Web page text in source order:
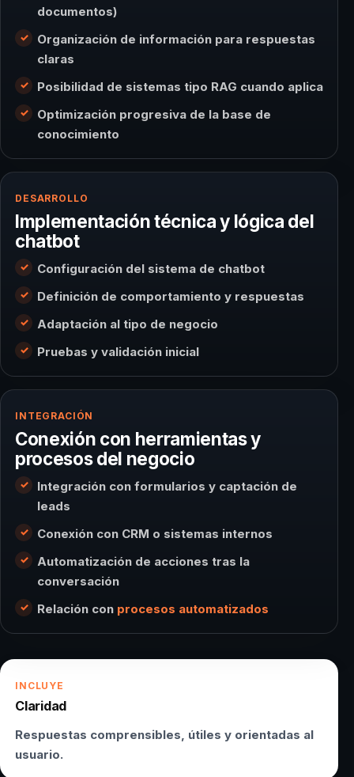
documentos)
Organización de información para respuestas
claras
Posibilidad de sistemas tipo RAG cuando aplica
Optimización progresiva de la base de
conocimiento
DESARROLLO
Implementación técnica y lógica del
chatbot
Configuración del sistema de chatbot
Definición de comportamiento y respuestas
Adaptación al tipo de negocio
Pruebas y validación inicial
INTEGRACIÓN
Conexión con herramientas y
procesos del negocio
Integración con formularios y captación de
leads
Conexión con CRM o sistemas internos
Automatización de acciones tras la
conversación
Relación con procesos automatizados
INCLUYE
Claridad
Respuestas comprensibles, útiles y orientadas al
usuario.